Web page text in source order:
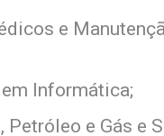
e
Informática;
e Gás e